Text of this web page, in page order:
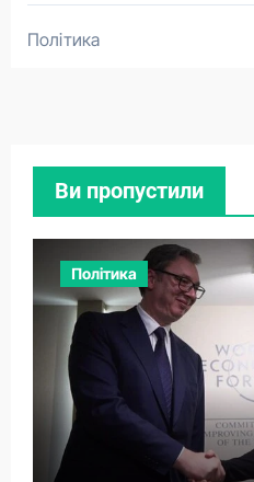
Політика
Ви пропустили
Політика